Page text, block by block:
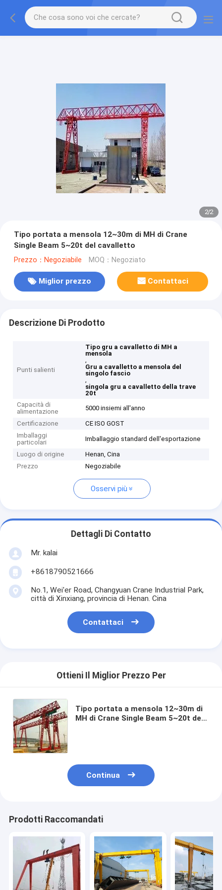
gtag('config', 'G-QWE9HWC3PF', {cookie_flags:
"SameSite=None;Secure"});
2/2
Tipo portata a mensola 12~30m di MH di Crane
Single Beam 5~20t del cavalletto
Prezzo：Negoziabile MOQ：Negoziato
Miglior prezzo Contattaci
Descrizione Di Prodotto
Punti salienti
Tipo gru a cavalletto di MH a
mensola
,
Gru a cavalletto a mensola del
singolo fascio
,
singola gru a cavalletto della trave
20t
Capacità di
alimentazione
5000 insiemi all'anno
Certificazione
CE ISO GOST
Imballaggi
particolari
Imballaggio standard dell'esportazione
Luogo di origine
Henan, Cina
Prezzo
Negoziabile
Osservi più
Dettagli Di Contatto
Mr. kalai
+8618790521666
No.1, Wei'er Road, Changyuan Crane Industrial Park,
città di Xinxiang, provincia di Henan. Cina
Contattaci
Ottieni Il Miglior Prezzo Per
Tipo portata a mensola 12~30m di
MH di Crane Single Beam 5~20t del
Continua
Prodotti Raccomandati